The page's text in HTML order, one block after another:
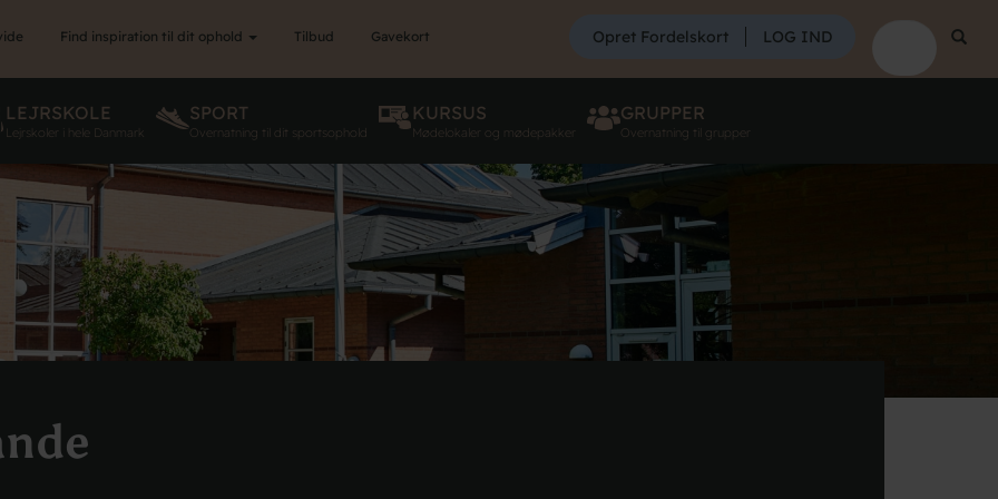
SØG
Søg
Opret Fordelskort LOG IND
Find inspiration til dit ophold Tilbud Gavekort
LEJRSKOLE
Lejrskoler i hele Danmark
SPORT
Overnatning til dit sportsophold
KURSUS
Mødelokaler og mødepakker
GRUPPER
Overnatning til grupper